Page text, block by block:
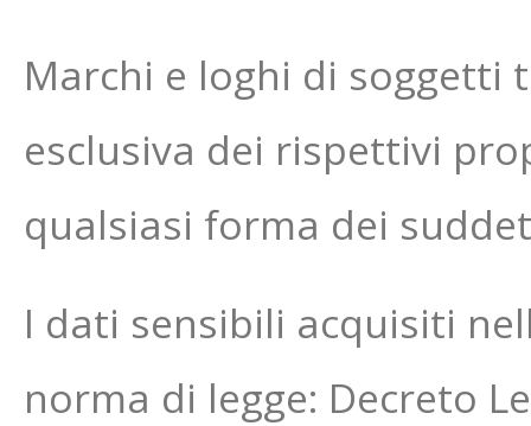
Marchi e loghi di
esclusiva dei rispettivi
qualsiasi forma dei
I dati sensibili acquisiti
norma di legge: Decreto